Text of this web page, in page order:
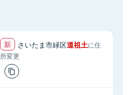
さいたま市緑区道祖土に住
所変更